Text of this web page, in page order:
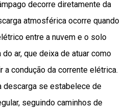
decorre diretamente da
atmosférica ocorre quando
entre a nuvem e o solo
ar, que deixa de atuar como
condução da corrente elétrica.
descarga se estabelece de
seguindo caminhos de